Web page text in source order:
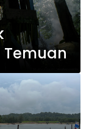
Temuan